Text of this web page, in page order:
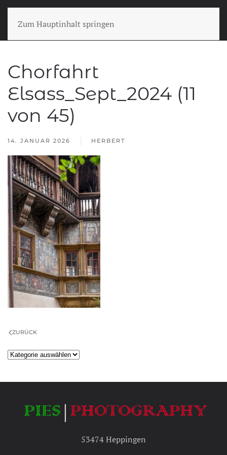
Zum Hauptinhalt springen
Chorfahrt
Elsass_Sept_2024 (11
von 45)
14. JANUAR 2026 HERBERT
ZURÜCK
Kategorien
53474 Heppingen